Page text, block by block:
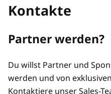
Kontakte
Partner werden?
Du willst Partner und
werden und von
Kontaktiere unser Sales-